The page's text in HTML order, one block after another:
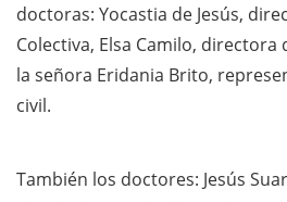
doctoras: Yocastia de Jesús,
Colectiva, Elsa Camilo, directora
la señora Eridania Brito,
civil.
También los doctores: Jesús